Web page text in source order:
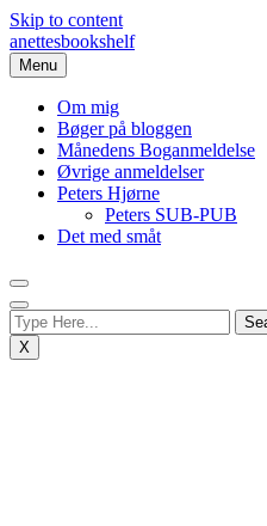
Skip to content
anettesbookshelf
Menu
Om mig
Bøger på bloggen
Månedens Boganmeldelse
Øvrige anmeldelser
Peters Hjørne
Peters SUB-PUB
Det med småt
X